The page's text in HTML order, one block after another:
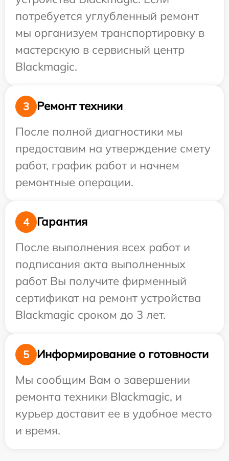
потребуется углубленный ремонт
мы организуем транспортировку в
мастерскую в сервисный центр
Blackmagic.
3
Ремонт техники
После полной диагностики мы
предоставим на утверждение смету
работ, график работ и начнем
ремонтные операции.
4
Гарантия
После выполнения всех работ и
подписания акта выполненных
работ Вы получите фирменный
сертификат на ремонт устройства
Blackmagic сроком до 3 лет.
5
Информирование о готовности
Мы сообщим Вам о завершении
ремонта техники Blackmagic, и
курьер доставит ее в удобное место
и время.